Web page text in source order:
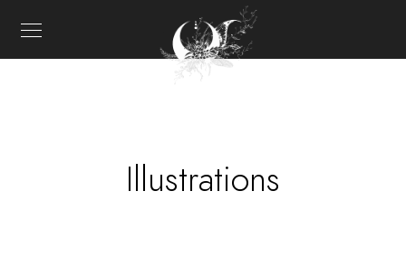
Illustrations